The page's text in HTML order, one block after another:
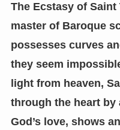
The Ecstasy of Saint
master of Baroque
possesses curves
they seem
light from heaven,
through the heart by
God’s love, shows